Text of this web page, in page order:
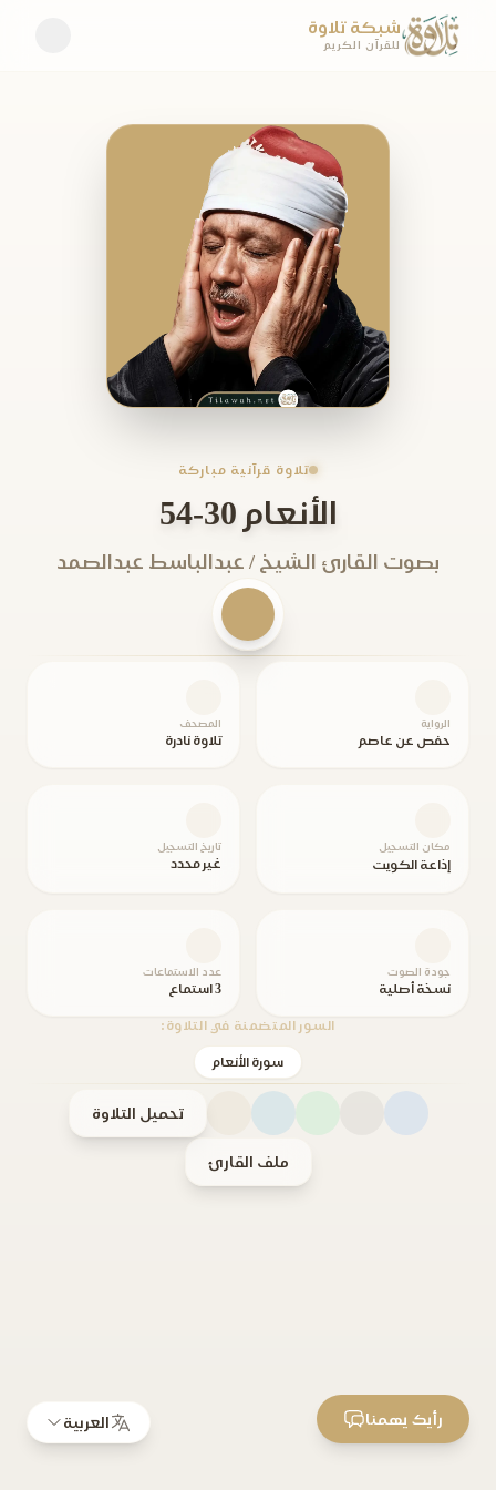
شبكة تلاوة
للقرآن الكريم
تلاوة قرآنية مباركة
الأنعام 30-54
بصوت القارئ الشيخ / عبدالباسط عبدالصمد
الرواية
حفص عن عاصم
المصحف
تلاوة نادرة
مكان التسجيل
إذاعة الكويت
تاريخ التسجيل
غير محدد
جودة الصوت
نسخة أصلية
عدد الاستماعات
3 استماع
السور المتضمنة في التلاوة:
سورة الأنعام
تحميل التلاوة
ملف القارئ
العربية رأيك يهمنا